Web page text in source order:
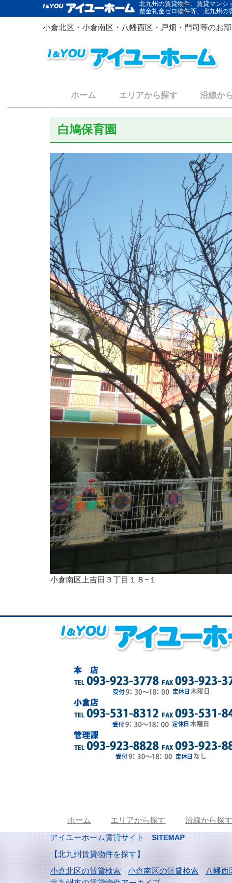
北九州の賃貸物件、賃貸マンシ
敷金礼金ゼロ物件等、北九州の
小倉北区・小倉南区・八幡西区・戸畑・門司等のお部
ホーム エリアから探す 沿線か
白鳩保育園
小倉南区上吉田３丁目１８−１
ホーム エリアから探す 沿線から探す
アイユーホーム賃貸サイト
SITEMAP
【北九州賃貸物件を探す】
小倉北区の賃貸検索
小倉南区の賃貸検索 八幡西